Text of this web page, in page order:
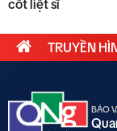
cốt liệt sĩ
TRUYỀN
BÁO